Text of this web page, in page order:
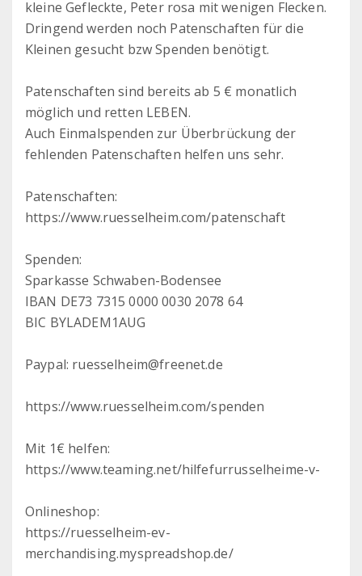
kleine Gefleckte, Peter rosa mit wenigen Flecken.
Dringend werden noch Patenschaften für die
Kleinen gesucht bzw Spenden benötigt.
Patenschaften sind bereits ab 5 € monatlich
möglich und retten LEBEN.
Auch Einmalspenden zur Überbrückung der
fehlenden Patenschaften helfen uns sehr.
Patenschaften:
https://www.ruesselheim.com/patenschaft
Spenden:
Sparkasse Schwaben-Bodensee
IBAN DE73 7315 0000 0030 2078 64
BIC BYLADEM1AUG
Paypal: ruesselheim@freenet.de
https://www.ruesselheim.com/spenden
Mit 1€ helfen:
https://www.teaming.net/hilfefurrusselheime-v-
Onlineshop:
https://ruesselheim-ev-
merchandising.myspreadshop.de/